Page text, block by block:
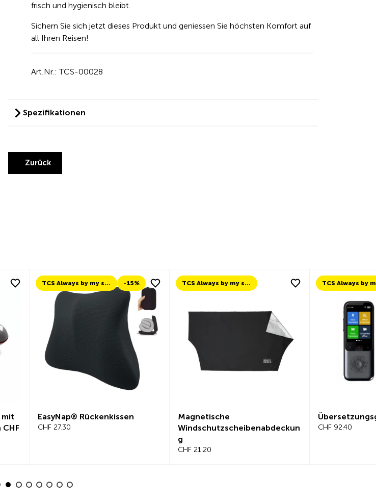
frisch und hygienisch bleibt.
Sichern Sie sich jetzt dieses Produkt und geniessen Sie höchsten Komfort auf
all Ihren Reisen!
Art.Nr.: TCS-00028
Spezifikationen
Zurück
mit
TCS Always by my side -15%
EasyNap® Rückenkissen
CHF 27.30
TCS Always by my side
Magnetische
Windschutzscheibenabdeckun
g
CHF 21.20
CHF 92.40